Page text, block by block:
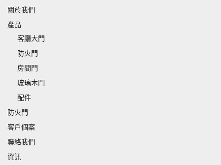
關於我們
產品
客廳大門
防火門
房間門
玻璃木門
配件
防火門
客戶個案
聯絡我們
資訊